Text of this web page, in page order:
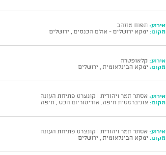
אירוע: תפוח מוזהב
מקום: ימקא ירושלים - אולם הכנסים , ירושלים
אירוע: קלאופטרה
מקום: ימקא הבינלאומית , ירושלים
אירוע: אסתר תמר ויהודית | קונצרט פתיחת העונה
מקום: אוניברסטית חיפה, אודיטוריום הכט , חיפה
אירוע: אסתר תמר ויהודית | קונצרט פתיחת העונה
מקום: ימקא הבינלאומית , ירושלים